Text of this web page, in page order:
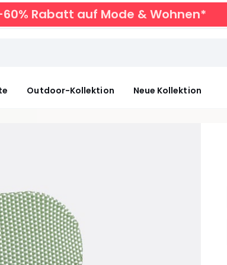
-60% Rabatt auf Mode & Wohnen*
Outdoor-Kollektion Neue Kollektion